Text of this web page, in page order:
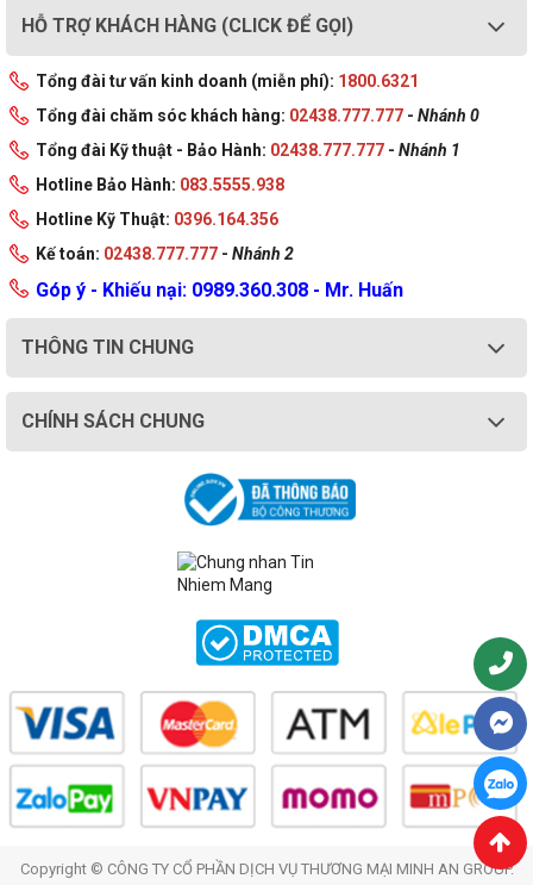
HỖ TRỢ KHÁCH HÀNG (CLICK ĐỂ GỌI)
Tổng đài tư vấn kinh doanh (miễn phí): 1800.6321
Tổng đài chăm sóc khách hàng: 02438.777.777 - Nhánh 0
Tổng đài Kỹ thuật - Bảo Hành: 02438.777.777 - Nhánh 1
Hotline Bảo Hành: 083.5555.938
Hotline Kỹ Thuật: 0396.164.356
Kế toán: 02438.777.777 - Nhánh 2
Góp ý - Khiếu nại: 0989.360.308 - Mr. Huấn
THÔNG TIN CHUNG
CHÍNH SÁCH CHUNG
Copyright © CÔNG TY CỔ PHẦN DỊCH VỤ THƯƠNG MẠI MINH AN GROUP.